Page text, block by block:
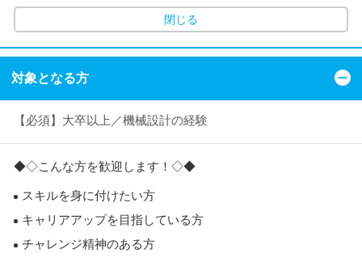
閉じる
対象となる方
【必須】大卒以上／機械設計の経験
◆◇こんな方を歓迎します！◇◆
スキルを身に付けたい方
キャリアアップを目指している方
チャレンジ精神のある方